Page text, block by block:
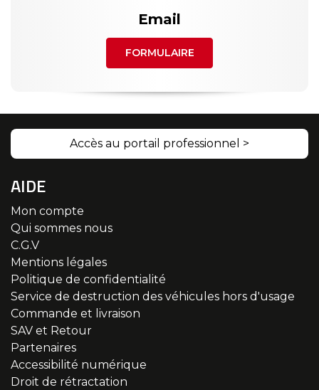
Email
FORMULAIRE
Accès au portail professionnel >
AIDE
Mon compte
Qui sommes nous
C.G.V
Mentions légales
Politique de confidentialité
Service de destruction des véhicules hors d'usage
Commande et livraison
SAV et Retour
Partenaires
Accessibilité numérique
Droit de rétractation